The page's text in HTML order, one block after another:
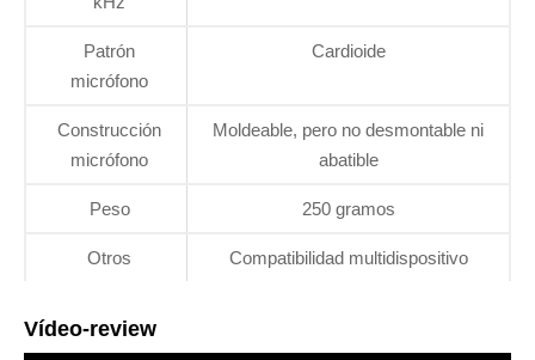
Patrón
micrófono
Cardioide
Construcción
micrófono
Moldeable, pero no desmontable ni
abatible
Peso 250 gramos
Otros Compatibilidad multidispositivo
Vídeo-review